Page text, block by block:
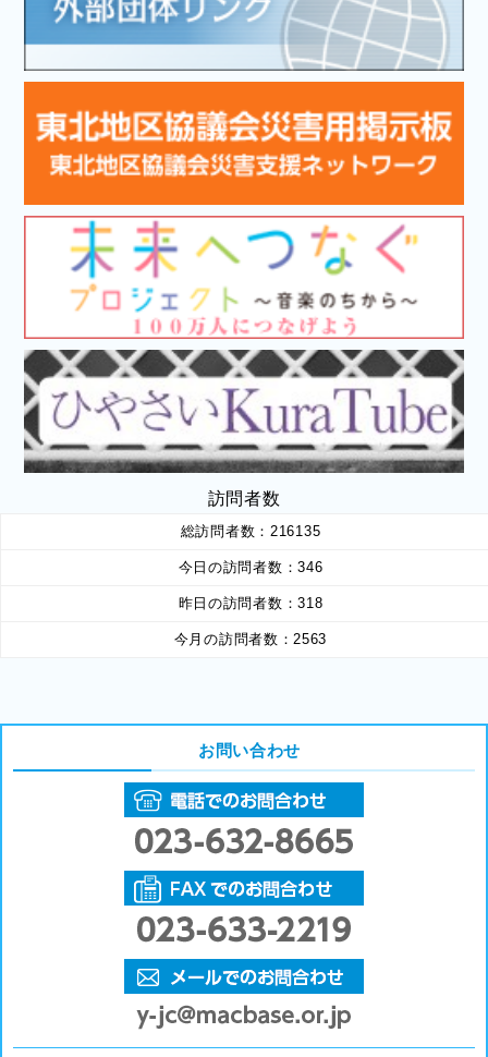
訪問者数
総訪問者数： 216135
今日の訪問者数：346
昨日の訪問者数：318
今月の訪問者数： 2563
お問い合わせ